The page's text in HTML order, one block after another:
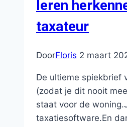
leren
taxateur
DoorFloris 2 maart
De ultieme spiekbrief
(zodat je dit nooit
staat voor de
taxatiesoftware.En